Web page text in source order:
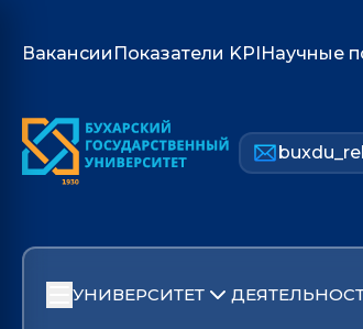
Вакансии Показатели KPIНаучные
УНИВЕРСИТЕТ